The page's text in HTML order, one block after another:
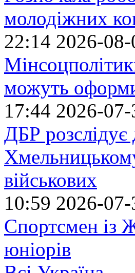
молодіжних
22:14 2026-08-
можуть
17:44 2026-07-
ДБР розслідує
військових
10:59 2026-07-
Спортсмен із
юніорів